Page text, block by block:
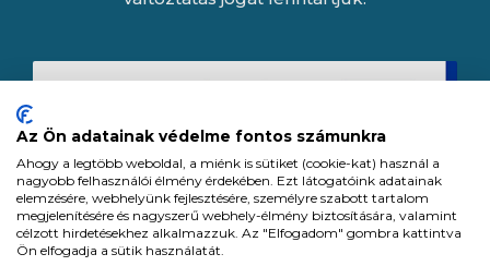
Az Ön adatainak védelme fontos számunkra
Ahogy a legtöbb weboldal, a miénk is sütiket (cookie-kat) használ a
nagyobb felhasználói élmény érdekében. Ezt látogatóink adatainak
elemzésére, webhelyünk fejlesztésére, személyre szabott tartalom
megjelenítésére és nagyszerű webhely-élmény biztosítására, valamint
célzott hirdetésekhez alkalmazzuk. Az "Elfogadom" gombra kattintva
Ön elfogadja a sütik használatát.